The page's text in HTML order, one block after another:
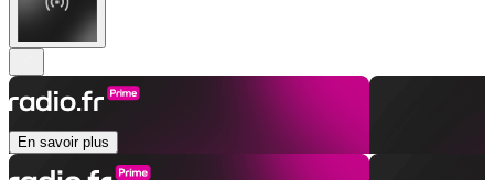
En savoir plus